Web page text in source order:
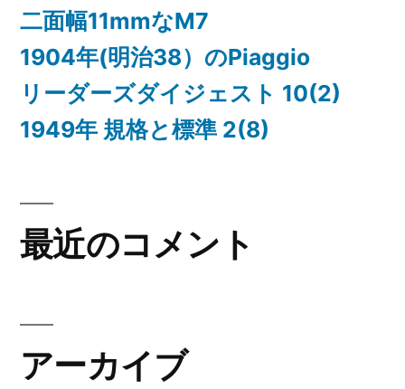
二面幅11mmなM7
1904年(明治38）のPiaggio
リーダーズダイジェスト 10(2)
1949年 規格と標準 2(8)
最近のコメント
アーカイブ